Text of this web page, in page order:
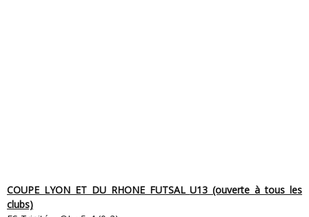
COUPE LYON ET DU RHONE FUTSALU13 (ouverte à tous les
clubs)